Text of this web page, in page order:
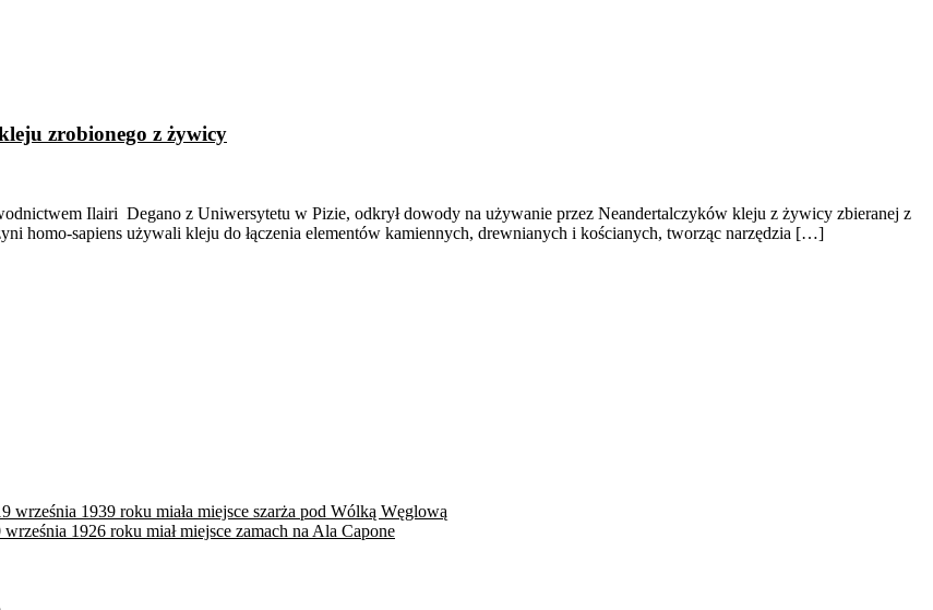
zrobionego z żywicy
Ilairi Degano z Uniwersytetu w Pizie, odkrył dowody na używanie przez Neandertalczyków kleju z żywicy zbieranej z
homo-sapiens używali kleju do łączenia elementów kamiennych, drewnianych i kościanych, tworząc narzędzia […]
września 1939 roku miała miejsce szarża pod Wólką Węglową
września 1926 roku miał miejsce zamach na Ala Capone